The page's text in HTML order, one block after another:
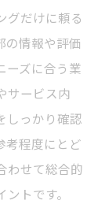
グだけに頼る
の情報や評価
ーズに合う業
サービス内
しっかり確認
考程度にとど
わせて総合的
トです。